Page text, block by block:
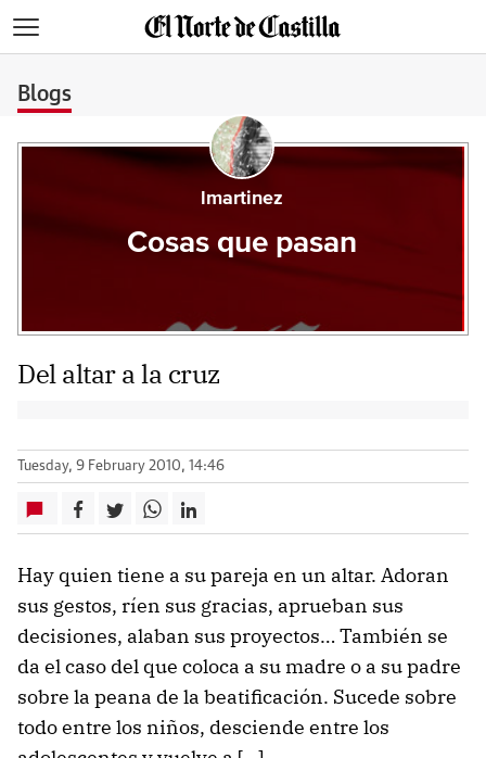
Blogs
lmartinez
Cosas que pasan
Del altar a la cruz
Tuesday, 9 February 2010, 14:46
Hay quien tiene a su pareja en un altar. Adoran
sus gestos, ríen sus gracias, aprueban sus
decisiones, alaban sus proyectos… También se
da el caso del que coloca a su madre o a su padre
sobre la peana de la beatificación. Sucede sobre
todo entre los niños, desciende entre los